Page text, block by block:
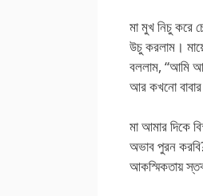
মা মুখ নিচু করে
উচু করলাম।
বললাম, “আমি
আর কখনো
মা আমার দিকে
অভাব পুরন
আকস্মিকতায়